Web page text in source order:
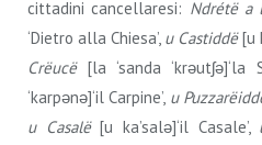
cittadini cancellaresi: Ndrétë a
‘Dietro alla Chiesa’, u Castiddë[u
Crëucë[la ‘sanda ‘krǝutʃǝ]‘la
‘karpǝnǝ]‘il Carpine’, u
u Casalë[u ka’salǝ]‘il Casale’,